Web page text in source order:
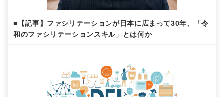
■【記事】ファシリテーションが日本に広まって30年、「令
和のファシリテーションスキル」とは何か